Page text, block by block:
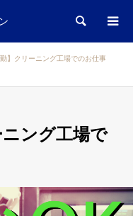
検索
勤】クリーニング工場でのお仕事
ニング工場で